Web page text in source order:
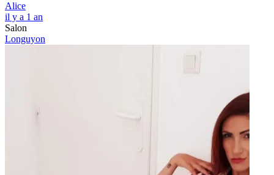
Alice
il y a 1 an
Salon
Longuyon